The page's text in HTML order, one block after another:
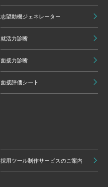
志望動機ジェネレーター
就活力診断
面接力診断
面接評価シート
採用ツール制作サービスのご案内